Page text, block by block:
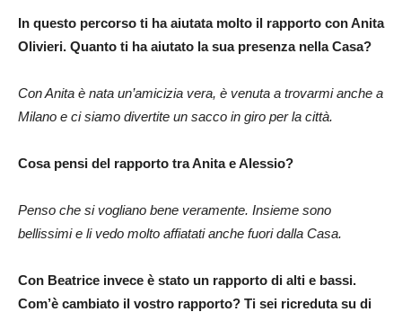
In questo percorso ti ha aiutata molto il rapporto con Anita
Olivieri. Quanto ti ha aiutato la sua presenza nella Casa?
Con Anita è nata un’amicizia vera, è venuta a trovarmi anche a
Milano e ci siamo divertite un sacco in giro per la città.
Cosa pensi del rapporto tra Anita e Alessio?
Penso che si vogliano bene veramente. Insieme sono
bellissimi e li vedo molto affiatati anche fuori dalla Casa.
Con Beatrice invece è stato un rapporto di alti e bassi.
Com’è cambiato il vostro rapporto? Ti sei ricreduta su di